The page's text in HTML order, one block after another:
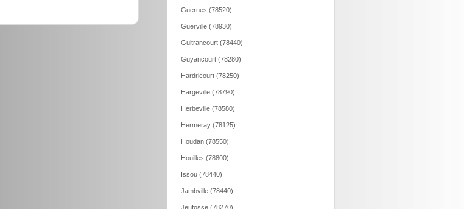
Guernes (78520)
Guerville (78930)
Guitrancourt (78440)
Guyancourt (78280)
Hardricourt (78250)
Hargeville (78790)
Herbeville (78580)
Hermeray (78125)
Houdan (78550)
Houilles (78800)
Issou (78440)
Jambville (78440)
Jeufosse (78270)